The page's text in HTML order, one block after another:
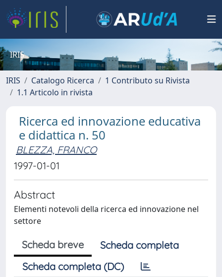
IRIS
IRIS Catalogo Ricerca
1 Contributo su Rivista
1.1 Articolo in rivista
Ricerca ed innovazione educativa
e didattica n. 50
BLEZZA, FRANCO
1997-01-01
Abstract
Elementi notevoli della ricerca ed innovazione nel
settore
Scheda breve
Scheda completa
Scheda completa (DC)